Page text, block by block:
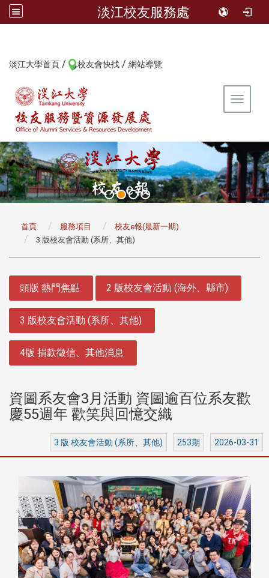
淡江校友服務處
淡江大學首頁 / 校友會快找 / 網站導覽
Toggle
首頁 服務項目
校友e報(最新一期)
3 版校友會活動 (系所、其他)
頭版 熱門焦點 2 版校友會活動 (海外、縣市)
3 版校友會活動 (系所、其他)
4版 捐款徵信、其他消息
資圖系友會3月活動 資圖逾百位系友歡
慶55週年 歡笑與回憶交織
3 版 校友會活動 (系所、其他) 253期 2026-03-31